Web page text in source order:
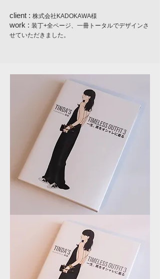
client : 株式会社KADOKAWA様
work : 装丁+全ページ、一冊トータルでデザインさ
せていただきました。